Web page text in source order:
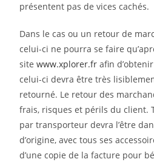
présentent pas de vices cachés.
Dans le cas ou un retour de
celui-ci ne pourra se faire
sitewww.xplorer.frafin
celui-ci devra être très
retourné. Le retour des
frais, risques et périls du client.
par transporteur devra l’être
d’origine, avec tous ses
d’une copie de la facture pour